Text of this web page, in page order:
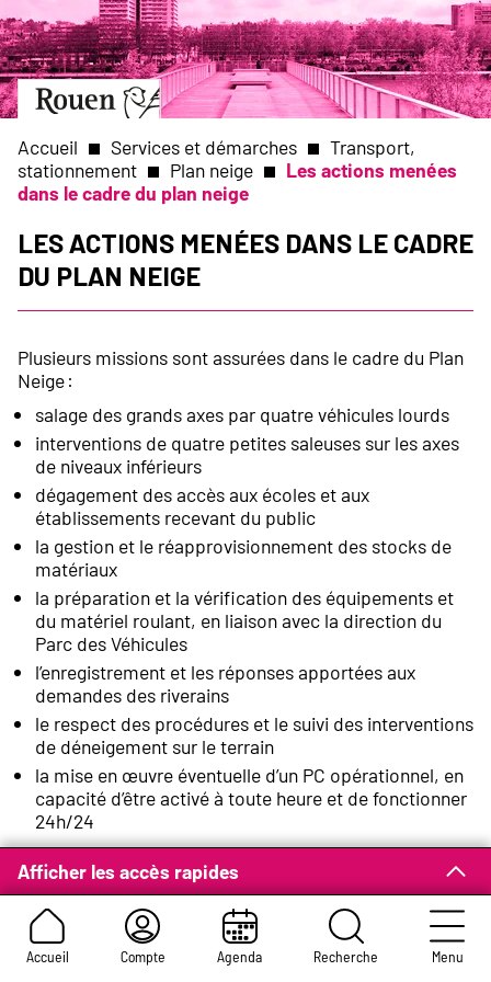
Aller
au
contenu
principal
Aller
à
page
d’accueil
Slide
1
of
1
Accueil Compte Agenda Recherche Menu
d'Ariane
Accueil Services et démarches
Transport,
stationnement
Plan neige
Les actions menées
dans le cadre du plan neige
Les actions menées dans le cadre
du plan neige
Afficher les accès rapides
Plusieurs missions sont assurées dans le cadre du Plan
Neige :
salage des grands axes par quatre véhicules lourds
interventions de quatre petites saleuses sur les axes
de niveaux inférieurs
dégagement des accès aux écoles et aux
établissements recevant du public
la gestion et le réapprovisionnement des stocks de
matériaux
la préparation et la vérification des équipements et
du matériel roulant, en liaison avec la direction du
Parc des Véhicules
l’enregistrement et les réponses apportées aux
demandes des riverains
le respect des procédures et le suivi des interventions
de déneigement sur le terrain
la mise en œuvre éventuelle d’un PC opérationnel, en
capacité d’être activé à toute heure et de fonctionner
24h/24
Des précautions à prendre
pour les arbres